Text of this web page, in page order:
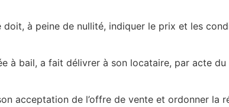
à peine de nullité, indiquer le prix et les
à bail, a fait délivrer à son locataire, par acte
acceptation de l’offre de vente et ordonner la